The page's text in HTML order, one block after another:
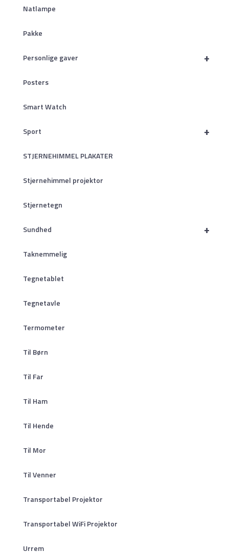
Natlampe
Pakke
+
Personlige gaver
Posters
Smart Watch
+
Sport
STJERNEHIMMEL PLAKATER
Stjernehimmel projektor
Stjernetegn
+
Sundhed
Taknemmelig
Tegnetablet
Tegnetavle
Termometer
Til Børn
Til Far
Til Ham
Til Hende
Til Mor
Til Venner
Transportabel Projektor
Transportabel WiFi Projektor
Urrem